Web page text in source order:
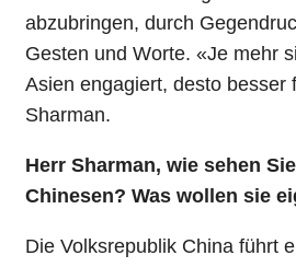
abzubringen, durch
Gesten und Worte. «Je mehr
Asien engagiert, desto besser
Sharman.
Herr Sharman, wie sehen
Chinesen? Was wollen sie
Die Volksrepublik China führt